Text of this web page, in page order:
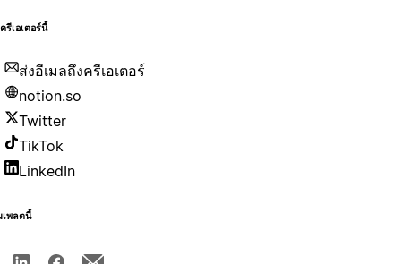
รีเอเตอร์นี้
ส่งอีเมลถึงครีเอเตอร์
notion.so
Twitter
TikTok
LinkedIn
เพลตนี้